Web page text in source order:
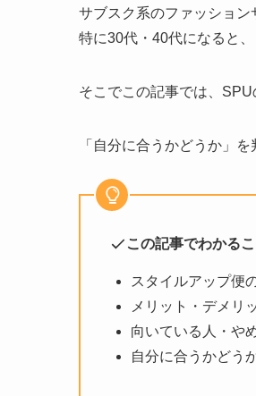
サブスク系のファッション
特に30代・40代になると
そこでこの記事では、SPU
「自分に合うかどうか」
この記事でわかる
スタイルアップ便
メリット・デメリ
向いている人・や
自分に合うかどう